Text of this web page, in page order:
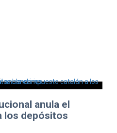
anula el
los depósitos